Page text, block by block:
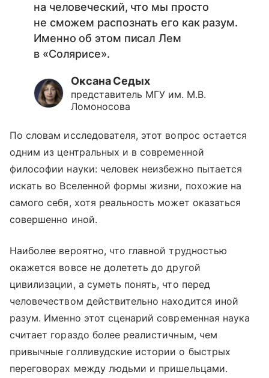
на человеческий, что мы просто
не сможем распознать его как разум.
Именно об этом писал Лем
в «Солярисе».
Оксана Седых
представитель МГУ им. М.В.
Ломоносова
По словам исследователя, этот вопрос остается
одним из центральных и в современной
философии науки: человек неизбежно пытается
искать во Вселенной формы жизни, похожие на
самого себя, хотя реальность может оказаться
совершенно иной.
Наиболее вероятно, что главной трудностью
окажется вовсе не долететь до другой
цивилизации, а суметь понять, что перед
человечеством действительно находится иной
разум. Именно этот сценарий современная наука
считает гораздо более реалистичным, чем
привычные голливудские истории о быстрых
переговорах между людьми и пришельцами.